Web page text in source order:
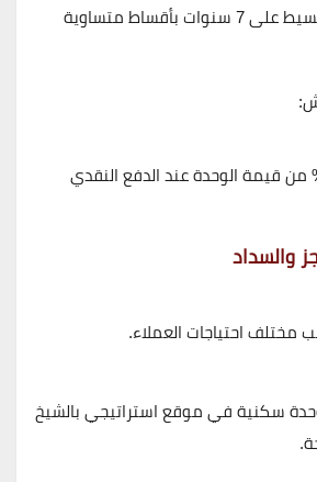
بأقساط متساوية
والسداد
مختلف احتياجات العملاء.
وحدة سكنية في موقعاستراتيجي بالشيخ